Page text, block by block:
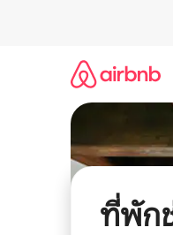
ที่พัก